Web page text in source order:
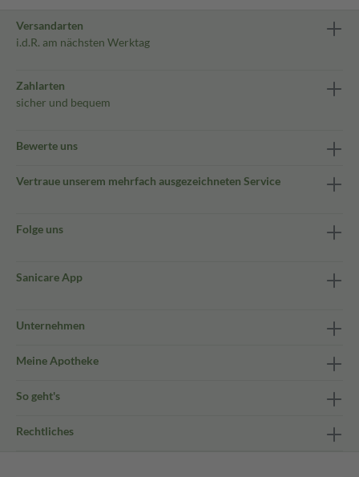
Versandarten
i.d.R. am nächsten Werktag
Zahlarten
sicher und bequem
Bewerte uns
Vertraue unserem mehrfach ausgezeichneten Service
Folge uns
Sanicare App
Unternehmen
Meine Apotheke
So geht's
Rechtliches